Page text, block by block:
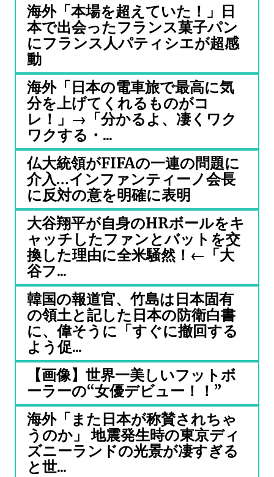
海外「本場を超えていた！」日
本で出会ったフランス菓子パン
にフランス人パティシエが超感
動
海外「日本の電車旅で最高に気
分を上げてくれるものがコ
レ！」→「分かるよ、凄くワク
ワクする・...
仏大統領がFIFAの一連の問題に
介入…インファンティーノ会長
に反対の意を明確に表明
大谷翔平が自身のHRボールをキ
ャッチしたファンとバットを交
換した理由に全米騒然！←「大
谷フ...
韓国の報道官、竹島は日本固有
の領土と記した日本の防衛白書
に、偉そうに「すぐに撤回する
よう促...
【画像】世界一美しいフットボ
ーラーの“女優デビュー！！”
海外「また日本が称賛されちゃ
うのか」 地震発生時の東京ディ
ズニーランドの光景が凄すぎる
と世...